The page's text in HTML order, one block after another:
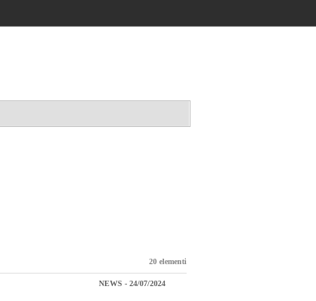
20 elementi
NEWS - 24/07/2024